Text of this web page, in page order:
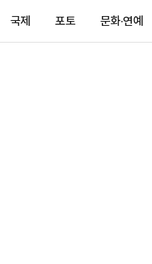
국제 포토 문화·연예